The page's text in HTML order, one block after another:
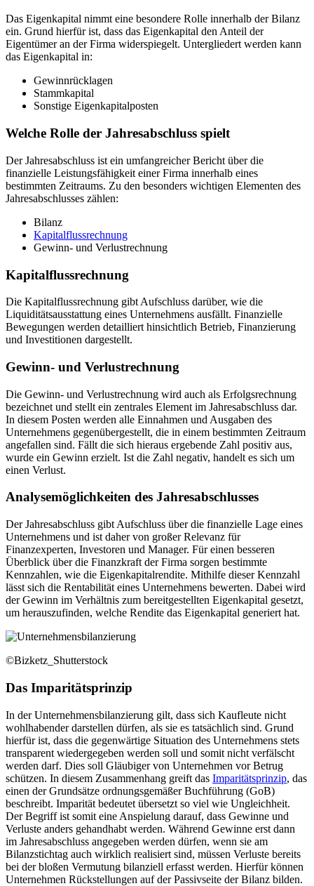
Das Eigenkapital nimmt eine besondere Rolle innerhalb der Bilanz
ein. Grund hierfür ist, dass das Eigenkapital den Anteil der
Eigentümer an der Firma widerspiegelt. Untergliedert werden kann
das Eigenkapital in:
Gewinnrücklagen
Stammkapital
Sonstige Eigenkapitalposten
Welche Rolle der Jahresabschluss spielt
Der Jahresabschluss ist ein umfangreicher Bericht über die
finanzielle Leistungsfähigkeit einer Firma innerhalb eines
bestimmten Zeitraums. Zu den besonders wichtigen Elementen des
Jahresabschlusses zählen:
Bilanz
Kapitalflussrechnung
Gewinn- und Verlustrechnung
Kapitalflussrechnung
Die Kapitalflussrechnung gibt Aufschluss darüber, wie die
Liquiditätsausstattung eines Unternehmens ausfällt. Finanzielle
Bewegungen werden detailliert hinsichtlich Betrieb, Finanzierung
und Investitionen dargestellt.
Gewinn- und Verlustrechnung
Die Gewinn- und Verlustrechnung wird auch als Erfolgsrechnung
bezeichnet und stellt ein zentrales Element im Jahresabschluss dar.
In diesem Posten werden alle Einnahmen und Ausgaben des
Unternehmens gegenübergestellt, die in einem bestimmten Zeitraum
angefallen sind. Fällt die sich hieraus ergebende Zahl positiv aus,
wurde ein Gewinn erzielt. Ist die Zahl negativ, handelt es sich um
einen Verlust.
Analysemöglichkeiten des Jahresabschlusses
Der Jahresabschluss gibt Aufschluss über die finanzielle Lage eines
Unternehmens und ist daher von großer Relevanz für
Finanzexperten, Investoren und Manager. Für einen besseren
Überblick über die Finanzkraft der Firma sorgen bestimmte
Kennzahlen, wie die Eigenkapitalrendite. Mithilfe dieser Kennzahl
lässt sich die Rentabilität eines Unternehmens bewerten. Dabei wird
der Gewinn im Verhältnis zum bereitgestellten Eigenkapital gesetzt,
um herauszufinden, welche Rendite das Eigenkapital generiert hat.
©Bizketz_Shutterstock
Das Imparitätsprinzip
In der Unternehmensbilanzierung gilt, dass sich Kaufleute nicht
wohlhabender darstellen dürfen, als sie es tatsächlich sind. Grund
hierfür ist, dass die gegenwärtige Situation des Unternehmens stets
transparent wiedergegeben werden soll und somit nicht verfälscht
werden darf. Dies soll Gläubiger von Unternehmen vor Betrug
schützen. In diesem Zusammenhang greift das Imparitätsprinzip, das
einen der Grundsätze ordnungsgemäßer Buchführung (GoB)
beschreibt. Imparität bedeutet übersetzt so viel wie Ungleichheit.
Der Begriff ist somit eine Anspielung darauf, dass Gewinne und
Verluste anders gehandhabt werden. Während Gewinne erst dann
im Jahresabschluss angegeben werden dürfen, wenn sie am
Bilanzstichtag auch wirklich realisiert sind, müssen Verluste bereits
bei der bloßen Vermutung bilanziell erfasst werden. Hierfür können
Unternehmen Rückstellungen auf der Passivseite der Bilanz bilden.